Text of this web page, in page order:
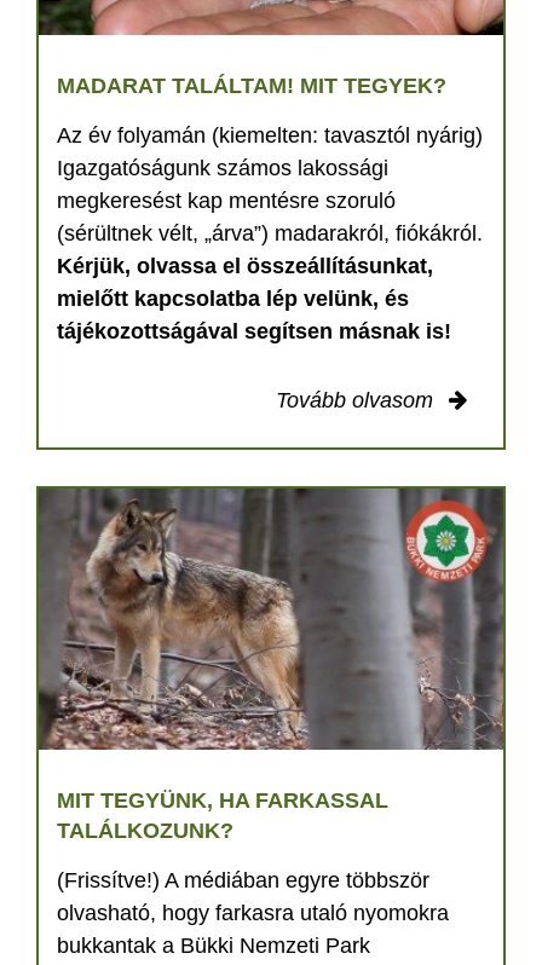
MADARAT TALÁLTAM! MIT TEGYEK?
Az év folyamán (kiemelten: tavasztól nyárig)
Igazgatóságunk számos lakossági
megkeresést kap mentésre szoruló
(sérültnek vélt, „árva”) madarakról, fiókákról.
Kérjük, olvassa el összeállításunkat,
mielőtt kapcsolatba lép velünk, és
tájékozottságával segítsen másnak is!
Tovább olvasom
MIT TEGYÜNK, HA FARKASSAL
TALÁLKOZUNK?
(Frissítve!) A médiában egyre többször
olvasható, hogy farkasra utaló nyomokra
bukkantak a Bükki Nemzeti Park